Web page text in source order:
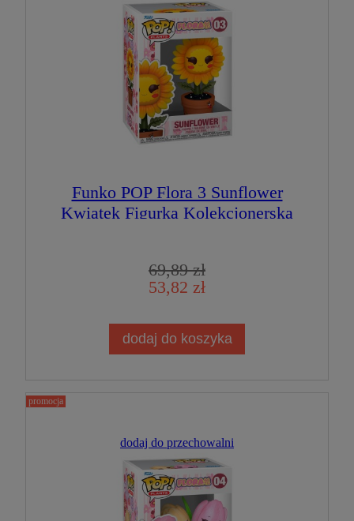
Funko POP Flora 3 Sunflower
Kwiatek Figurka Kolekcjonerska
69,89 zł
53,82 zł
dodaj do koszyka
dodaj do przechowalni
promocja